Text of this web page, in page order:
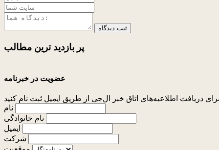
ثبت دیدگاه
پر بازدید ترین مطالب
عضویت در خبرنامه
نام
نام خانوادگی
ایمیل
شرکت